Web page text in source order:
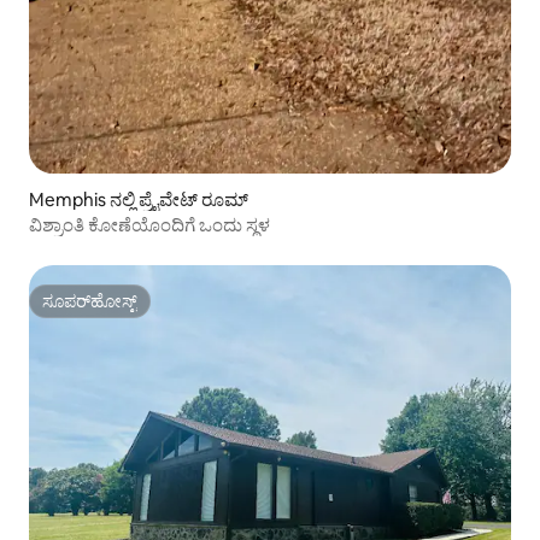
Memphis ನಲ್ಲಿ ಪ್ರೈವೇಟ್ ರೂಮ್
ವಿಶ್ರಾಂತಿ ಕೋಣೆಯೊಂದಿಗೆ ಒಂದು ಸ್ಥಳ
ಸೂಪರ್‌ಹೋಸ್ಟ್
ಸೂಪರ್‌ಹೋಸ್ಟ್